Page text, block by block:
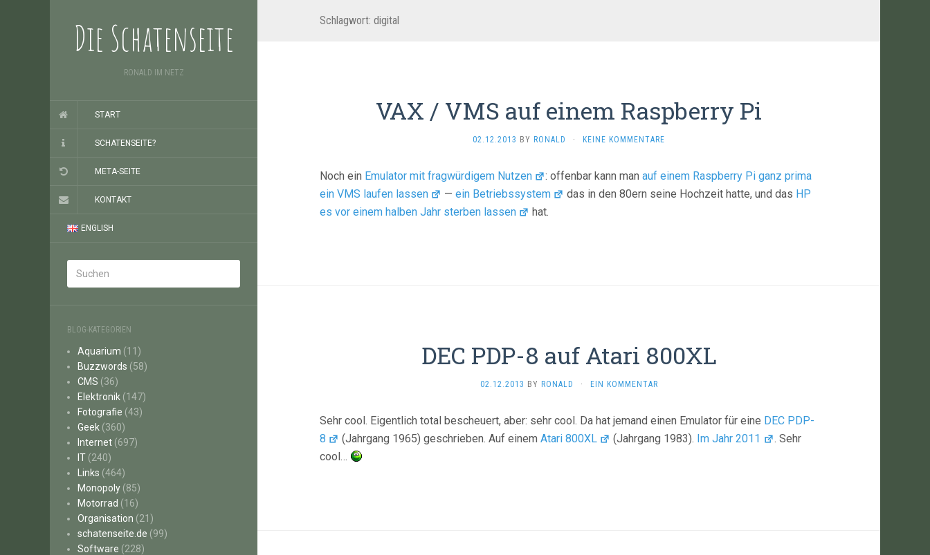
Die Schatenseite
RONALD IM NETZ
START
SCHATENSEITE?
META-SEITE
KONTAKT
ENGLISH
BLOG-KATEGORIEN
Aquarium (11)
Buzzwords (58)
CMS (36)
Elektronik (147)
Fotografie (43)
Geek (360)
Internet (697)
IT (240)
Links (464)
Monopoly (85)
Motorrad (16)
Organisation (21)
schatenseite.de (99)
Software (228)
Schlagwort: digital
VAX / VMS auf einem Raspberry Pi
02.12.2013 BY RONALD · KEINE KOMMENTARE
Noch ein Emulator mit fragwürdigem Nutzen : offenbar kann manauf einem Raspberry Pi ganz prima
ein VMS laufen lassen
—ein Betriebssystem das in den 80ern seine Hochzeit hatte, und das HP
es vor einem halben Jahr sterben lassen
hat.
DEC PDP-8 auf Atari 800XL
02.12.2013 BY RONALD · EIN KOMMENTAR
Sehr cool. Eigentlich total bescheuert, aber: sehr cool. Da hat jemand einen Emulator für eine DEC PDP-
8
(Jahrgang 1965) geschrieben. Auf einemAtari 800XL (Jahrgang 1983). Im Jahr 2011
. Sehr
cool…